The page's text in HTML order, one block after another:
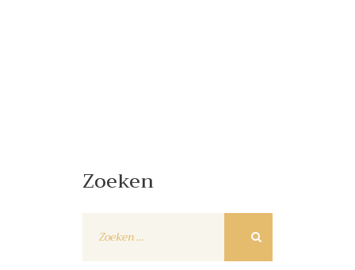
Zoeken
naar: